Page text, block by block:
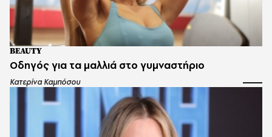
BEAUTY
Οδηγός για τα μαλλιά στο γυμναστήριο
Κατερίνα Καμπόσου